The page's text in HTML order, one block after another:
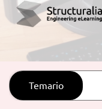
ARTÍCULOS
Temario